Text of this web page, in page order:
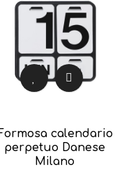
calendario
perpetuo Danese
Milano